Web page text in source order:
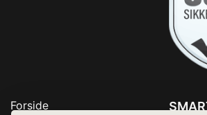
Forside